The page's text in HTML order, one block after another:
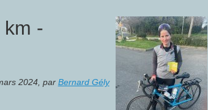
-
2024, par Bernard Gély